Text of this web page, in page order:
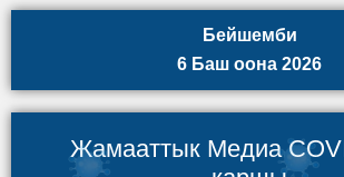
Бейшемби
6 Баш оона 2026
Жамааттык Медиа